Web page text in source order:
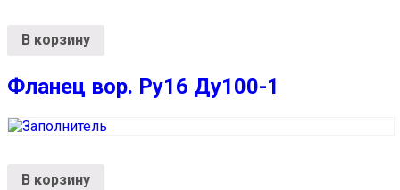
В корзину
Фланец вор. Ру16 Ду100-1
В корзину